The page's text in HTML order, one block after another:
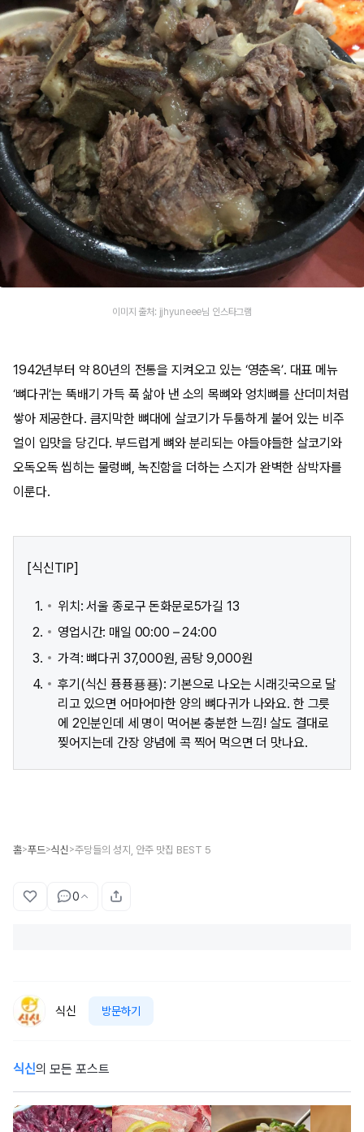
이미지 출처: jjhyuneee님 인스타그램
1942년부터 약 80년의 전통을 지켜오고 있는 ‘영춘옥’. 대표 메뉴
‘뼈다귀’는 뚝배기 가득 푹 삶아 낸 소의 목뼈와 엉치뼈를 산더미처럼
쌓아 제공한다. 큼지막한 뼈대에 살코기가 두툼하게 붙어 있는 비주
얼이 입맛을 당긴다. 부드럽게 뼈와 분리되는 야들야들한 살코기와
오독오독 씹히는 물렁뼈, 녹진함을 더하는 스지가 완벽한 삼박자를
이룬다.
[식신TIP]
위치: 서울 종로구 돈화문로5가길 13​
영업시간: 매일 00:00 – 24:00
가격: 뼈다귀 37,000원, 곰탕 9,000원
후기(식신 퓽퓽푱푱): 기본으로 나오는 시래깃국으로 달
리고 있으면 어마어마한 양의 뼈다귀가 나와요. 한 그릇
에 2인분인데 세 명이 먹어본 충분한 느낌! 살도 결대로
찢어지는데 간장 양념에 콕 찍어 먹으면 더 맛나요.
홈>푸드>식신 >주당들의 성지, 안주 맛집 BEST 5
0
식신 방문하기
식신의 모든 포스트